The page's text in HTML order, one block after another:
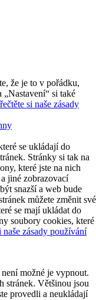
že je to v pořádku,
si také
si naše zásady
se ukládají do
Stránky si tak na
které jste na nich
jiné zobrazovací
snazší a web bude
můžete změnit své
se mají ukládat do
soubory cookies, které
naše zásady používání
možné je vypnout.
stránek. Většinou jsou
provedli a neukládají